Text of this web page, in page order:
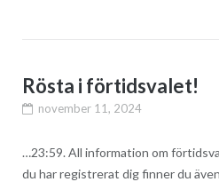
Rösta i förtidsvalet!
november 11, 2024
…23:59. All information om
du har registrerat dig finner du